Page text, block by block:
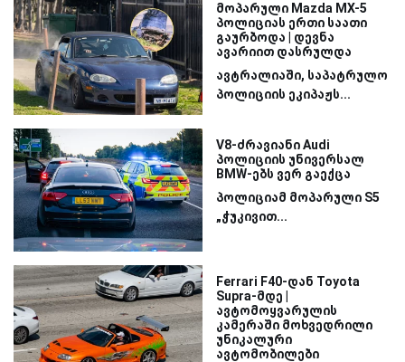
მოპარული Mazda MX-5
პოლიციას ერთი საათი
გაურბოდა | დევნა
ავარიით დასრულდა
ავტრალიაში, საპატრულო
პოლიციის ეკიპაჟს...
V8-ძრავიანი Audi
პოლიციის უნივერსალ
BMW-ებს ვერ გაექცა
პოლიციამ მოპარული S5
„ჭუკივით...
Ferrari F40-დან Toyota
Supra-მდე |
ავტომოყვარულის
კამერაში მოხვედრილი
უნიკალური
ავტომობილები